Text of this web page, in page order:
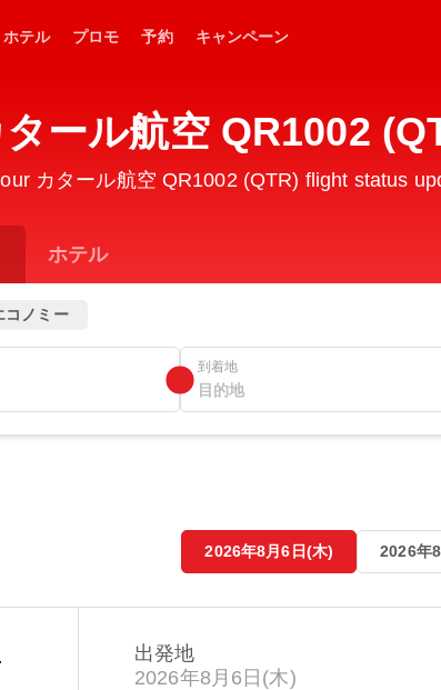
ホテル プロモ 予約 キャンペーン
ール航空 QR1002
カタール航空 QR1002 (QTR) flight status
ホテル
コノミー
到着地
2026年8月6日(木) 2026年
出発地
2026年8月6日(木)